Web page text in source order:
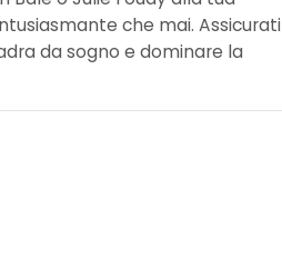
che mai. Assicurati
da sogno e dominare la